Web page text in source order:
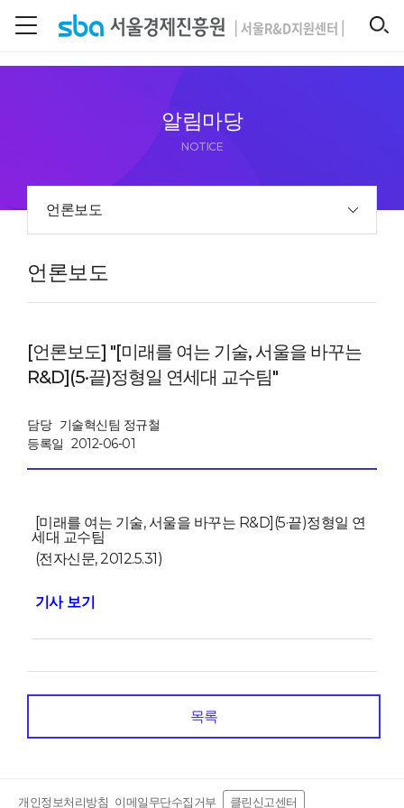
알림마당
NOTICE
언론보도
언론보도
[언론보도] "[미래를 여는 기술, 서울을 바꾸는
R&D](5·끝)정형일 연세대 교수팀"
담당 기술혁신팀 정규철
등록일 2012-06-01
[미래를 여는 기술, 서울을 바꾸는 R&D](5·끝)정형일 연
세대 교수팀
(전자신문, 2012.5.31)
기사 보기
목록
개인정보처리방침 이메일무단수집거부 클린신고센터